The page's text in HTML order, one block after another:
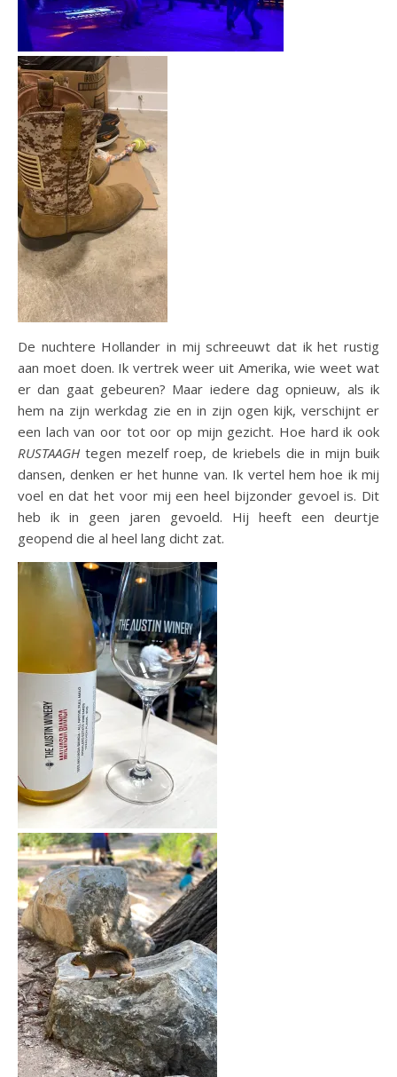
De nuchtere Hollander in mij schreeuwt dat ik het rustig
aan moet doen. Ik vertrek weer uit Amerika, wie weet wat
er dan gaat gebeuren? Maar iedere dag opnieuw, als ik
hem na zijn werkdag zie en in zijn ogen kijk, verschijnt er
een lach van oor tot oor op mijn gezicht. Hoe hard ik ook
RUSTAAGHtegen mezelf roep, de kriebels die in mijn buik
dansen, denken er het hunne van. Ik vertel hem hoe ik mij
voel en dat het voor mij een heel bijzonder gevoel is. Dit
heb ik in geen jaren gevoeld. Hij heeft een deurtje
geopend die al heel lang dicht zat.